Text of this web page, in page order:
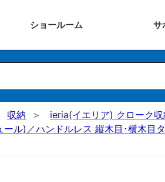
ショールーム サ
収納
ieria(イエリア) クローク
ル)／ハンドルレス 縦木目･横木